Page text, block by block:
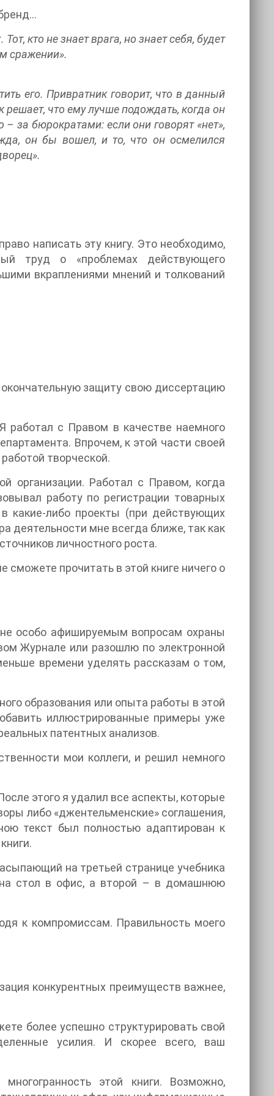
кто не знает врага, но знает себя, будет
сражении».
его. Привратник говорит, что в данный
решает, что ему лучше подождать, когда он
за бюрократами: если они говорят «нет»,
он бы вошел, и то, что он осмелился
написать эту книгу. Это необходимо,
труд о «проблемах действующего
вкраплениями мнений и толкований
защиту свою диссертацию
работал с Правом в качестве наемного
Впрочем, к этой части своей
творческой.
организации. Работал с Правом, когда
работу по регистрации товарных
какие-либо проекты (при действующих
деятельности мне всегда ближе, так как
личностного роста.
прочитать в этой книге ничего о
особо афишируемым вопросам охраны
Журнале или разошлю по электронной
времени уделять рассказам о том,
образования или опыта работы в этой
иллюстрированные примеры уже
патентных анализов.
мои коллеги, и решил немного
этого я удалил все аспекты, которые
либо «джентельменские» соглашения,
текст был полностью адаптирован к
на третьей странице учебника
на стол в офис, а второй – в домашнюю
к компромиссам. Правильность моего
конкурентных преимуществ важнее,
более успешно структурировать свой
усилия. И скорее всего, ваш
этой книги. Возможно,